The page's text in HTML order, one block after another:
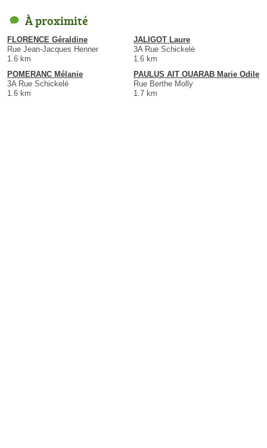
À proximité
FLORENCE Géraldine
Rue Jean-Jacques Henner
1.6 km
JALIGOT Laure
3A Rue Schickelé
1.6 km
POMERANC Mélanie
3A Rue Schickelé
1.6 km
PAULUS AIT OUARAB Marie Odile
Rue Berthe Molly
1.7 km